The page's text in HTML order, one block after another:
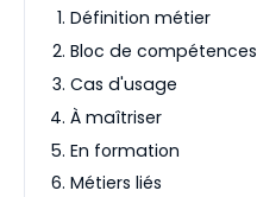
Définition métier
Bloc de compétences
Cas d'usage
À maîtriser
En formation
Métiers liés